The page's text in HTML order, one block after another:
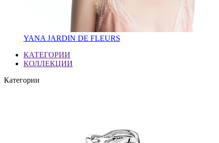
YANA JARDIN DE FLEURS
КАТЕГОРИИ
КОЛЛЕКЦИИ
Категории